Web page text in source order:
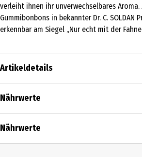
verleiht ihnen ihr unverwechselbares
Gummibonbons in bekannter Dr. C. SOLDAN
erkennbar am Siegel „Nur echt mit der
Artikeldetails
Inhalt
Produkttyp
Frucht- & Weingummi
Nährwerte
Nährwerte je
Nährwerte